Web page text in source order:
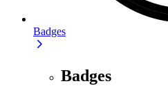
Badges
Badges